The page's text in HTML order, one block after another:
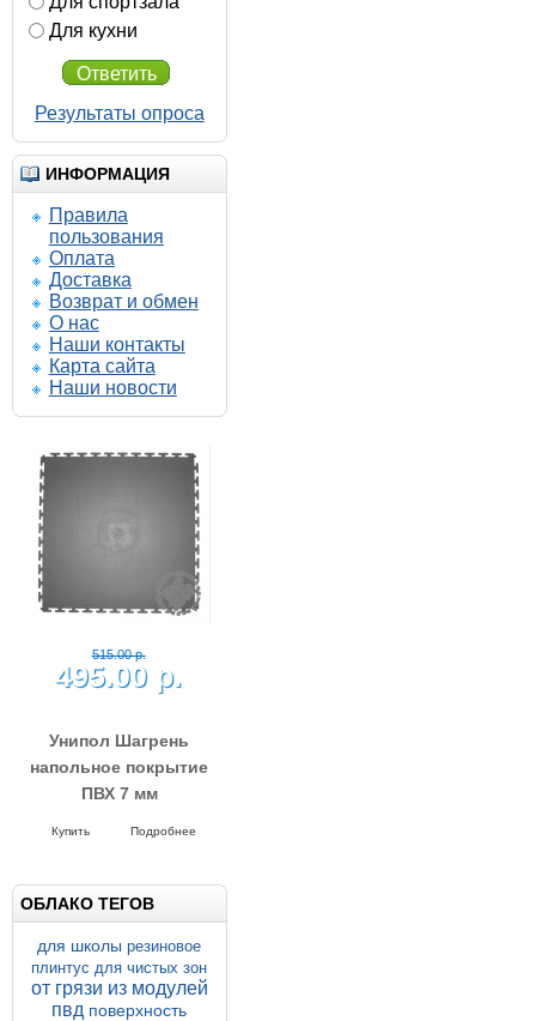
Для кухни
Ответить
Результаты опроса
ИНФОРМАЦИЯ
Правила
пользования
Оплата
Доставка
Возврат и обмен
О нас
Наши контакты
Карта сайта
Наши новости
515.00 р.
495.00 р.
ПВХ 7 мм
Напольное покрытие Унипол
Купить Подробнее
450.00 р.
435.00 р.
Солд Пром 500-500-5
Напольные покрытия SOLD PROM
Подробнее
ОБЛАКО ТЕГОВ
для школы резиновое
плинтус для чистых зон
от грязи из модулей
пвд поверхность